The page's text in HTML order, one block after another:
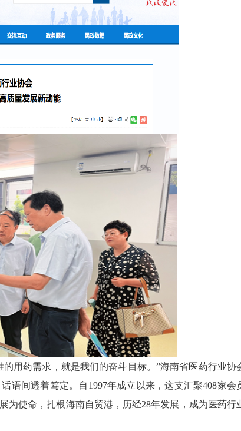
用药需求，就是我们的奋斗目标。”海南省医药行业协
语间透着笃定。自1997年成立以来，这支汇聚408家会
为使命，扎根海南自贸港，历经28年发展，成为医药行